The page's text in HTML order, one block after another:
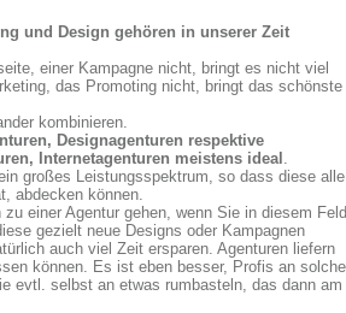
und Design gehören in unserer Zeit
einer Kampagne nicht, bringt es nicht viel
das Promoting nicht, bringt das schönste
kombinieren.
Designagenturen respektive
Internetagenturen meistens ideal .
großes Leistungsspektrum, so dass diese alle
abdecken können.
einer Agentur gehen, wenn Sie in diesem Feld
gezielt neue Designs oder Kampagnen
auch viel Zeit ersparen. Agenturen liefern
können. Es ist eben besser, Profis an solche
evtl. selbst an etwas rumbasteln, das dann am